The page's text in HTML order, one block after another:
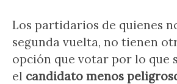
Los partidarios de quienes
segunda vuelta, no tienen
opción que votar por lo que
el candidato menos